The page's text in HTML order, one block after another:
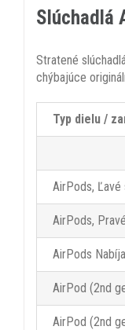
Slúchadlá
Stratené
chýbajúce
Typ dielu /
AirPods, Ľavé
AirPods,
AirPods
AirPod (2nd
AirPod (2nd